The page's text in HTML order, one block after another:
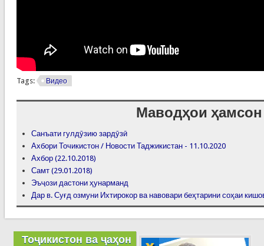
Tags: Видео
Маводҳои ҳамсон
Санъати гулдӯзию зардӯзӣ
Ахбори Точикистон / Новости Таджикистан - 11.10.2020
Ахбор (22.10.2018)
Самт (29.01.2018)
Эъҷози дастони ҳунарманд
Дар в. Суғд озмуни Ихтирокор ва навовари беҳтарини соҳаи
Тоҷикистон ва ҷаҳон